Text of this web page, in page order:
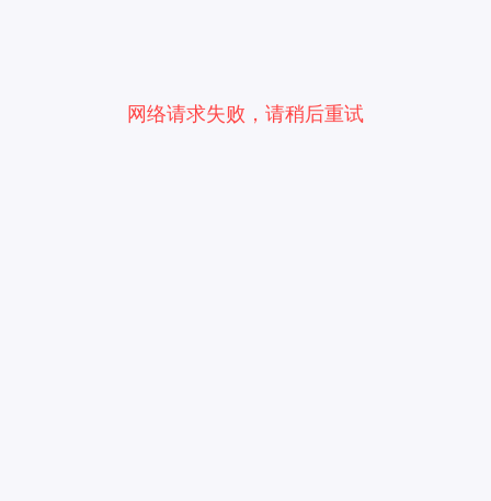
网络请求失败，请稍后重试